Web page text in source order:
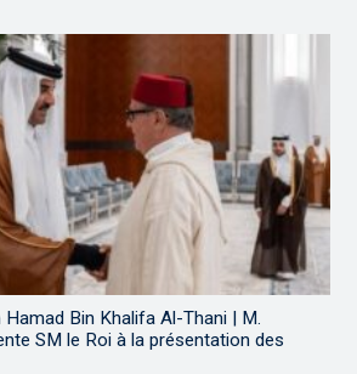
Hamad Bin Khalifa Al-Thani | M.
SM le Roi à la présentation des